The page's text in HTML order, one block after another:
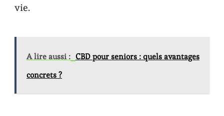
vie.
A lire aussi : CBD pour seniors : quels avantages
concrets ?